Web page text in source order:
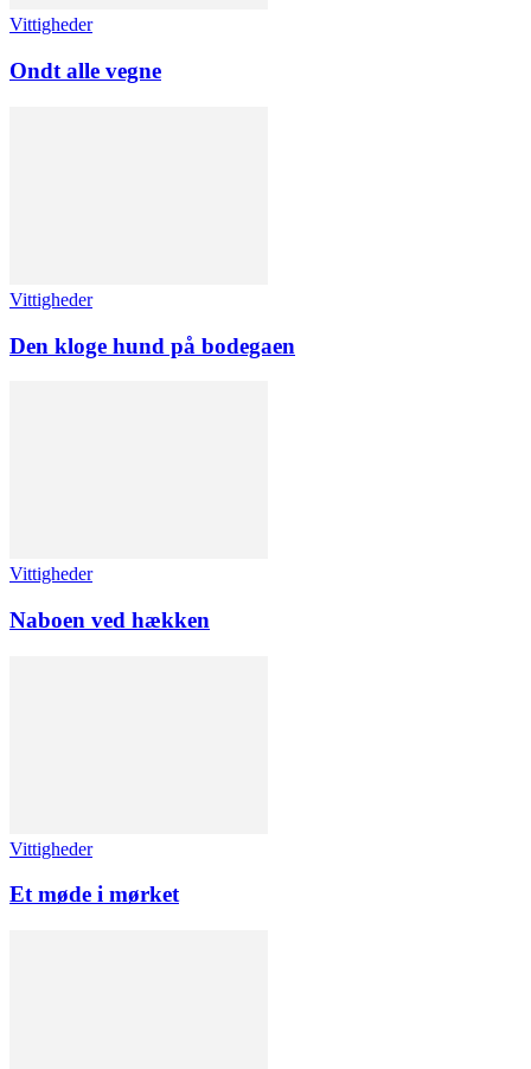
Vittigheder
Ondt alle vegne
Vittigheder
Den kloge hund på bodegaen
Vittigheder
Naboen ved hækken
Vittigheder
Et møde i mørket